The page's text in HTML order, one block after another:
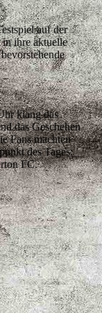
auf der
ihre aktuelle
klang das
das Geschehen
Fans machten
des Tages:
FC.